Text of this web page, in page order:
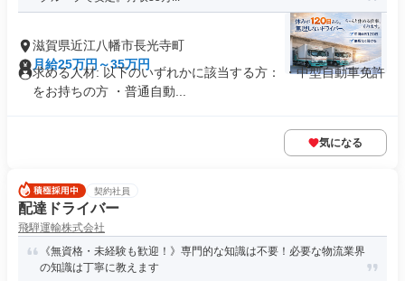
滋賀県近江八幡市長光寺町
月給25万円～35万円
求める人材: 以下のいずれかに該当する方： ・中型自動車免許
をお持ちの方 ・普通自動...
気になる
契約社員
配達ドライバー
飛騨運輸株式会社
《無資格・未経験も歓迎！》専門的な知識は不要！必要な物流業界
の知識は丁寧に教えます